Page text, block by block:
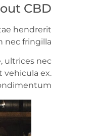
CBD
hendrerit
nec fringilla.
ultrices nec
vehicula ex.